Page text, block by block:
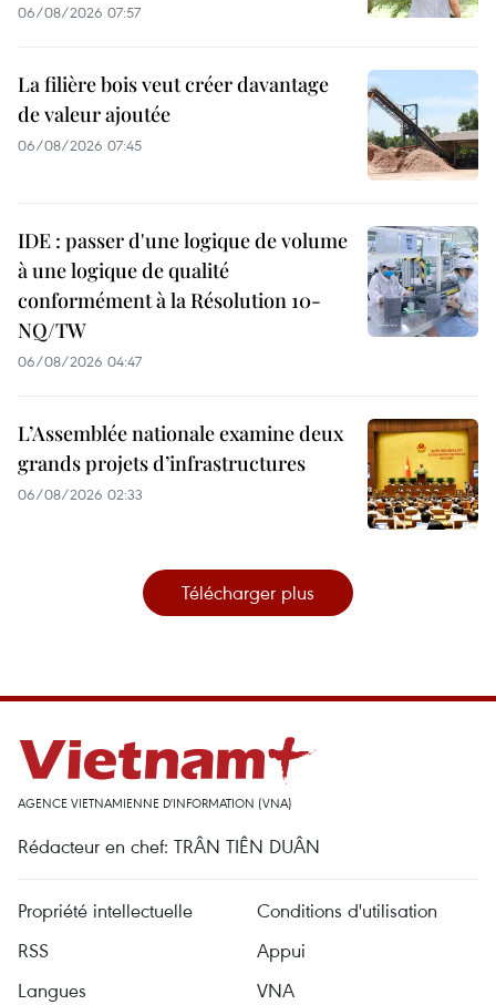
06/08/2026 07:57
La filière bois veut créer davantage
de valeur ajoutée
06/08/2026 07:45
IDE : passer d'une logique de volume
à une logique de qualité
conformément à la Résolution 10-
NQ/TW
06/08/2026 04:47
L’Assemblée nationale examine deux
grands projets d’infrastructures
06/08/2026 02:33
Télécharger plus
AGENCE VIETNAMIENNE D'INFORMATION (VNA)
Rédacteur en chef: TRÂN TIÊN DUÂN
Propriété intellectuelle
Conditions d'utilisation
RSS
Appui
Langues
VNA